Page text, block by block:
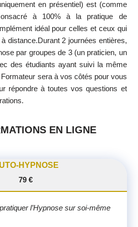
en présentiel) est (comme
à 100% à la pratique de
idéal pour celles et ceux qui
distance.Durant 2 journées entières,
par groupes de 3 (un praticien, un
des étudiants ayant suivi la même
sera à vos côtés pour vous
répondre à toutes vos questions et
EN LIGNE
HYPNOSE
79 €
l’Hypnose sur soi-même